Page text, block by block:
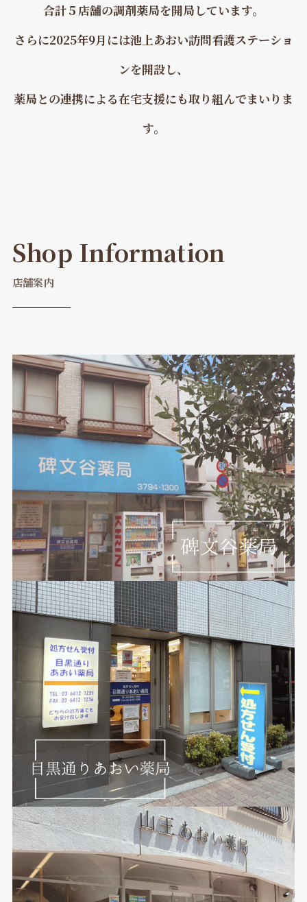
合計５店舗の調剤薬局を開局しています。
さらに2025年9月には池上あおい訪問看護ステーショ
ンを開設し、
薬局との連携による在宅支援にも取り組んでまいりま
す。
Shop Information
店舗案内